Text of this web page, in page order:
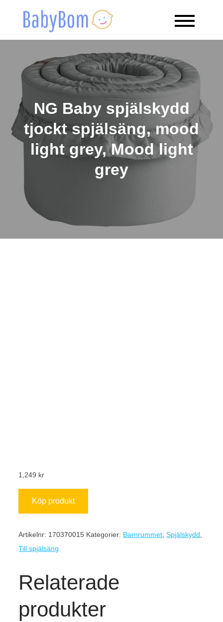
Babybom
Allt kring barn
NG Baby spjälskydd
tjockt spjälsäng, mood
light grey, Mood light
grey
1,249 kr
Köp produkt
Artikelnr: 170370015 Kategorier: Barnrummet ,Spjälskydd
Till spjälsäng
Relaterade
produkter